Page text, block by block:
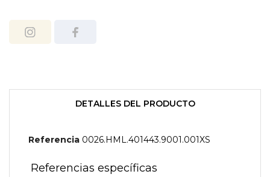
DETALLES DEL PRODUCTO
Referencia 0026.HML.401443.9001.001XS
Referencias específicas